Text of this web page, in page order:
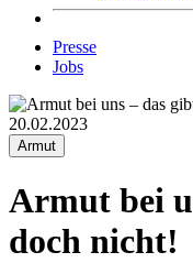
Presse
Jobs
20.02.2023
Armut
Armut bei
doch nicht!